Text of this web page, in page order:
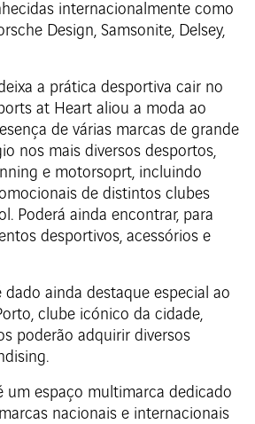
internacionalmente como
Design, Samsonite, Delsey,
a prática desportiva cair no
at Heart aliou a moda ao
de várias marcas de grande
nos mais diversos desportos,
e motorsoprt, incluindo
de distintos clubes
Poderá ainda encontrar, para
desportivos, acessórios e
ainda destaque especial ao
clube icónico da cidade,
poderão adquirir diversos
um espaço multimarca dedicado
nacionais e internacionais